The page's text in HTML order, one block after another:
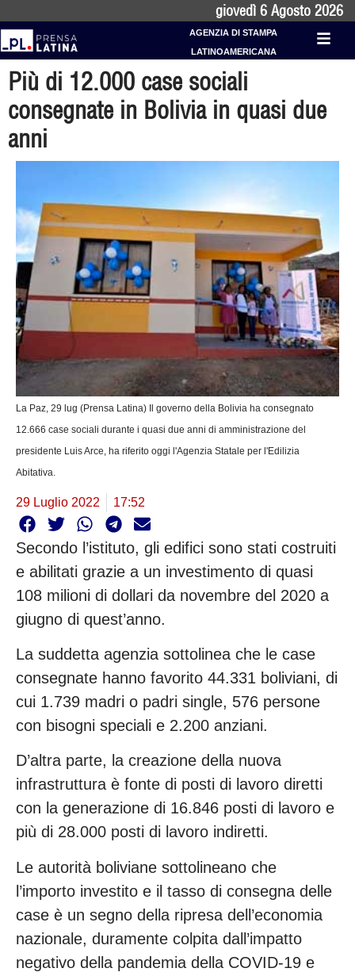
giovedì 6 Agosto 2026
AGENZIA DI STAMPA
LATINOAMERICANA
Più di 12.000 case sociali
consegnate in Bolivia in quasi due
anni
La Paz, 29 lug (Prensa Latina) Il governo della Bolivia ha consegnato
12.666 case sociali durante i quasi due anni di amministrazione del
presidente Luis Arce, ha riferito oggi l'Agenzia Statale per l'Edilizia
Abitativa.
29 Luglio 2022 17:52
Secondo l’istituto, gli edifici sono stati costruiti
e abilitati grazie a un investimento di quasi
108 milioni di dollari da novembre del 2020 a
giugno di quest’anno.
La suddetta agenzia sottolinea che le case
consegnate hanno favorito 44.331 boliviani, di
cui 1.739 madri o padri single, 576 persone
con bisogni speciali e 2.200 anziani.
D’altra parte, la creazione della nuova
infrastruttura è fonte di posti di lavoro diretti
con la generazione di 16.846 posti di lavoro e
più di 28.000 posti di lavoro indiretti.
Le autorità boliviane sottolineano che
l’importo investito e il tasso di consegna delle
case è un segno della ripresa dell’economia
nazionale, duramente colpita dall’impatto
negativo della pandemia della COVID-19 e